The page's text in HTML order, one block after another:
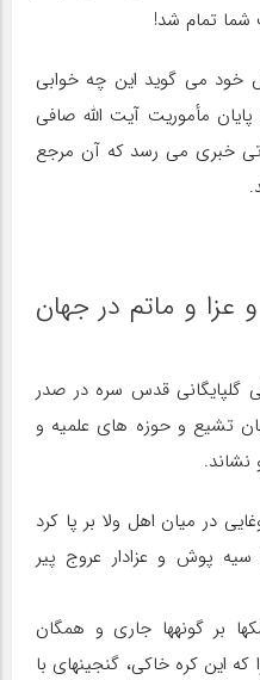
شما تمام شد!
می گوید این چه خوابی
مأموریت آیت الله صافی
خبری می رسد که آن مرجع
عزا و ماتم در جهان
گلپایگانی قدس سره در صدر
تشیع و حوزه های علمیه و
نشاند.
در میان اهل ولا بر پا کرد
پوش و عزادار عروج پیر
بغض ها گلو را می فشرد و اشک‎ها بر گونه‎ها جاری و همگان
سوگوار و ماتم زده شده بودند، چرا که این کره خاکی، گنجینه‎ای با